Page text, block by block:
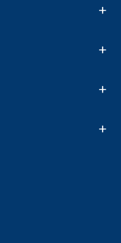
+
+
+
+